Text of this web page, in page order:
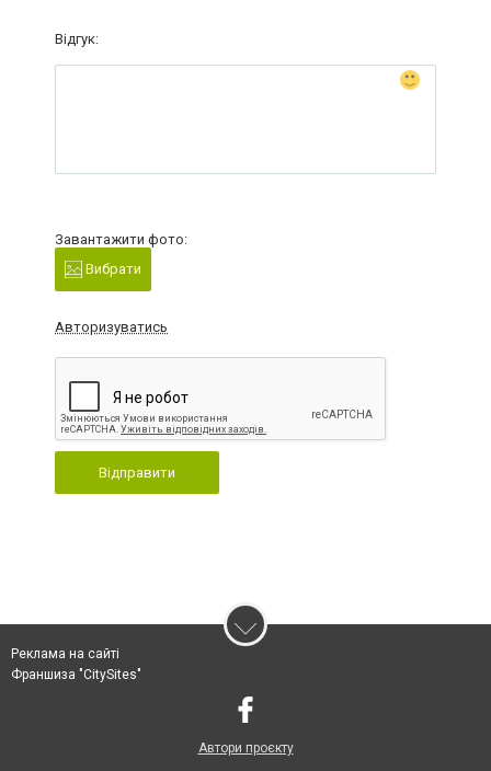
Відгук:
Завантажити фото:
Вибрати
Авторизуватись
Відправити
Реклама на сайті
Франшиза "CitySites"
Автори проєкту